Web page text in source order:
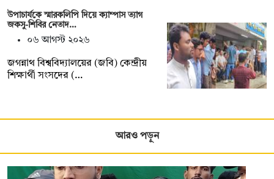
উপাচার্যকে স্মারকলিপি দিয়ে ক্যাম্পাস ত্যাগ
জকসু-শিবির নেতাদ…
০৬ আগস্ট ২০২৬
জগন্নাথ বিশ্ববিদ্যালয়ের (জবি) কেন্দ্রীয়
শিক্ষার্থী সংসদের (…
আরও পড়ুন